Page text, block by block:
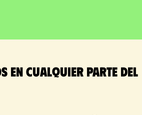
en cualquier parte del